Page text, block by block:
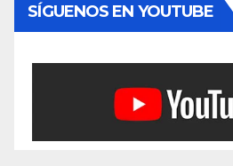
SÍGUENOS EN YOUTUBE